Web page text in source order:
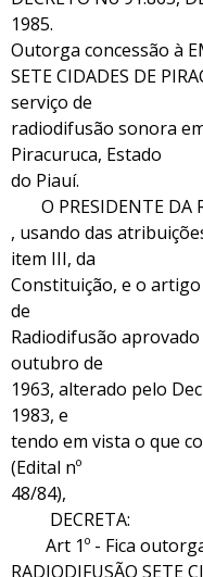
1985.
Outorga concessão à
SETE CIDADES DE
serviço de
radiodifusão sonora
Piracuruca, Estado
do Piauí.
O PRESIDENTE DA
, usando das
item III, da
Constituição, e o
de
Radiodifusão aprovado
outubro de
1963, alterado pelo
1983, e
tendo em vista o que
(Edital nº
48/84),
DECRETA:
Art 1º - Fica
RADIODIFUSÃO SETE